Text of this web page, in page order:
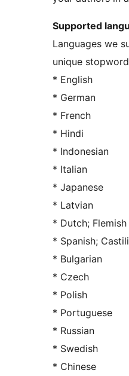
Supported
Languages we
unique
* English
* German
* French
* Hindi
* Indonesian
* Italian
* Japanese
* Latvian
* Dutch; Flemish
* Spanish;
* Bulgarian
* Czech
* Polish
* Portuguese
* Russian
* Swedish
* Chinese